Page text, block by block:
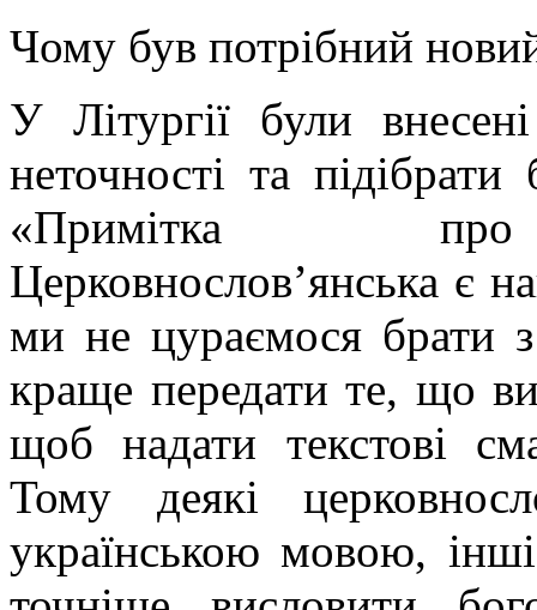
Чому був потрібний
У Літургії були
неточності та
«Примітка про
Церковнослов’янська є
ми не цураємося брати з
краще передати те, що
щоб надати текстові
Тому деякі
українською мовою,